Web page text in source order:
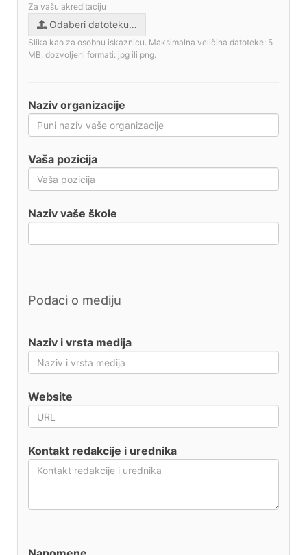
Za vašu akreditaciju
Odaberi datoteku…
Slika kao za osobnu iskaznicu. Maksimalna veličina datoteke: 5
MB, dozvoljeni formati: jpg ili png.
Naziv organizacije
Vaša pozicija
Naziv vaše škole
Podaci o mediju
Naziv i vrsta medija
Website
Kontakt redakcije i urednika